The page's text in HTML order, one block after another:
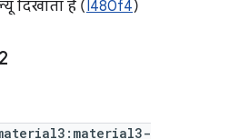
दिखाता है (I480f4)